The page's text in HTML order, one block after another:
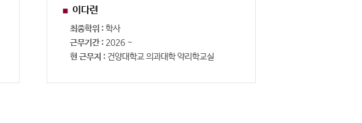
이다련
최종학위 :학사
근무기간 : 2026 ~
현 근무지 : 건양대학교 의과대학 약리학교실